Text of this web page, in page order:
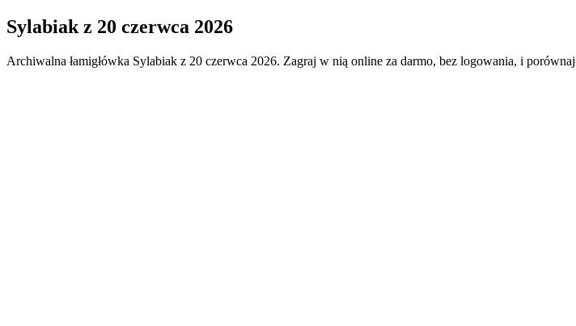
Sylabiak z 20 czerwca 2026
Archiwalna łamigłówka Sylabiak z 20 czerwca 2026. Zagraj w nią online za darmo, bez logowania, i